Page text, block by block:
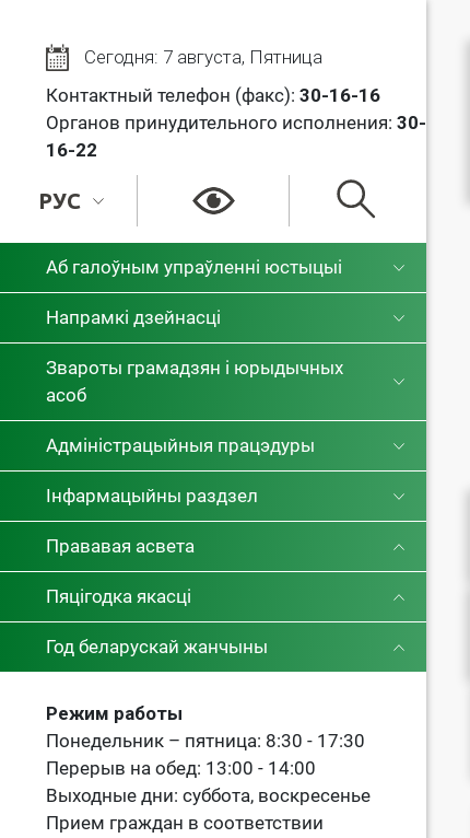
Сегодня: 7 августа, Пятница
Контактный телефон (факс): 30-16-16
Органов принудительного исполнения: 30-
16-22
РУС
Аб галоўным упраўленні юстыцыі
Напрамкі дзейнасці
Звароты грамадзян і юрыдычных
асоб
Адміністрацыйныя працэдуры
Інфармацыйны раздзел
Прававая асвета
Пяцігодка якасці
Год беларускай жанчыны
Режим работы
Понедельник – пятница: 8:30 - 17:30
Перерыв на обед: 13:00 - 14:00
Выходные дни: суббота, воскресенье
Прием граждан в соответствии